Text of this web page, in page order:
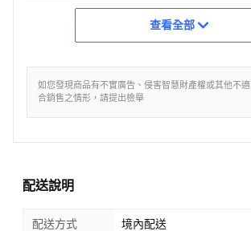
查看全部
如您發現商品有不實廣告、侵害智慧財產權或其他不適
合銷售之情形，請提出檢舉
配送說明
配送方式 境內配送